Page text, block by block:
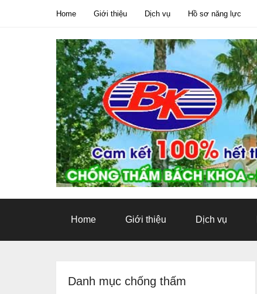
Home Giới thiệu Dịch vụ Hồ sơ năng lực
Home Giới thiệu Dịch vụ
Danh mục chống thấm